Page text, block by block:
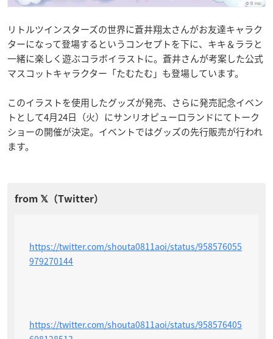
リトルツインスターズの世界に蒼井翔太さんがお友達キャラク
ターになって登場するというコンセプトを下に、キキ＆ララと
一緒に楽しく遊ぶコラボイラストに。蒼井さんが考案した公式
マスコットキャラクター「たむたむ」も登場しています。
このイラストを使用したグッズが発売、さらに発売記念イベン
トとして4月24日（火）にサンリオピューロランドにてトーク
ショーの開催が決定。イベントではグッズの先行販売が行われ
ます。
https://twitter.com/shouta0811aoi/status/958576055
979270144
https://twitter.com/shouta0811aoi/status/958576405